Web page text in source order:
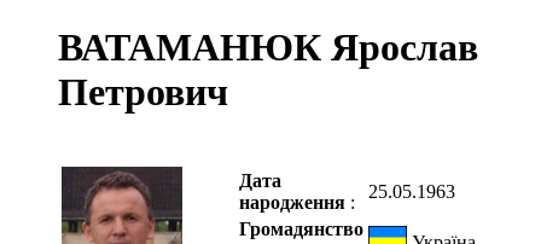
ВАТАМАНЮК Ярослав
Петрович
Дата
народження :
25.05.1963
Громадянство